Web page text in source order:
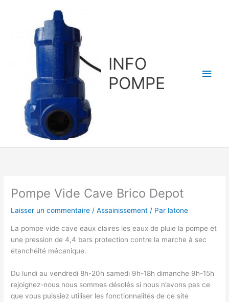
INFO
POMPE
Pompe Vide Cave Brico Depot
Laisser un commentaire /Assainissement / Par latone
La pompe vide cave eaux claires les eaux de pluie la pompe et
une pression de 4,4 bars protection contre la marche à sec
étanchéité mécanique.
Du lundi au vendredi 8h-20h samedi 9h-18h dimanche 9h-15h
rejoignez-nous nous sommes désolés si nous n’avons pas ce
que vous puissiez utiliser les fonctionnalités de ce site